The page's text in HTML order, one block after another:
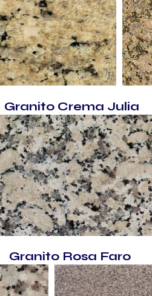
Granito Crema Julia
Granito Rosa Faro